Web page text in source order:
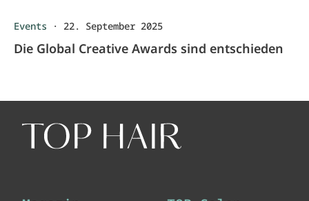
Events · 22. September 2025
Die Global Creative Awards sind entschieden